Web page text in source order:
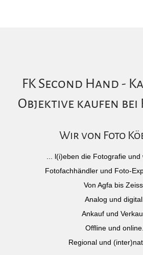
FK Second Hand -
Objektive kaufen bei
Wir von Foto
... l(i)eben die Fotografie
Fotofachhändler und Foto-
Von Agfa bis Zeiss.
Analog und digital.
Ankauf und
Offline und online.
Regional und